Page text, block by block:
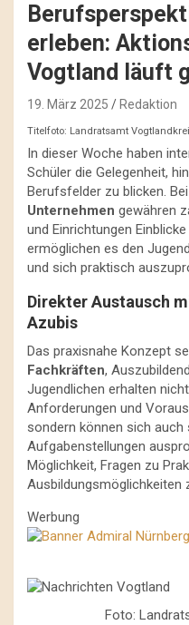
erleben:
Vogtland läuft
19. März 2025 Redaktion
Titelfoto: Landratsamt
In dieser Woche haben
Schüler die Gelegenheit,
Berufsfelder zu blicken.
Unternehmen gewähren
und Einrichtungen
ermöglichen es den
und sich praktisch
Direkter Austausch
Azubis
Das praxisnahe Konzept
Fachkräften,
Jugendlichen erhalten
Anforderungen und
sondern können sich auch
Aufgabenstellungen
Möglichkeit, Fragen zu
Ausbildungsmöglichkeiten
Werbung
Foto: